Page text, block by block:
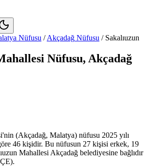
Nüfusu / Akçadağ Nüfusu / Sakalıuzun
Nüfusu, Akçadağ
(Akçadağ, Malatya) nüfusu 2025 yılı
46 kişidir. Bu nüfusun 27 kişisi erkek, 19
Mahallesi Akçadağ belediyesine bağlıdır